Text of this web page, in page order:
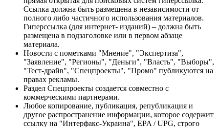
Ссылка должна быть размещена в независимости от
полного либо частичного использования материалов.
Гиперссылка (для интернет- изданий) – должна быть
размещена в подзаголовке или в первом абзаце
материала.
Новости с пометками "Мнение", "Экспертиза",
"Заявление", "Регионы", "Деньги", "Власть", "Выборы",
"Тест-драйв", "Спецпроекты", "Промо" публикуются на
правах рекламы.
Раздел Спецпроекты создается совместно с
коммерческими партнерами.
Любое копирование, публикация, републикация и
другое распространение информации, которое содержит
ссылку на "Интерфакс-Украина", EPA / UPG, строго